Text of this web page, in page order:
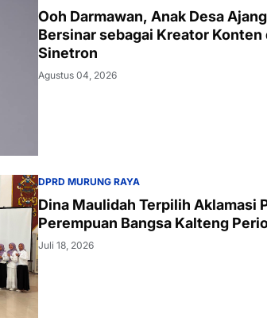
Ooh Darmawan, Anak Desa
Bersinar sebagai Kreator Konten
Sinetron
Agustus 04, 2026
DPRD MURUNG RAYA
Dina Maulidah Terpilih Aklamasi
Perempuan Bangsa Kalteng
Juli 18, 2026